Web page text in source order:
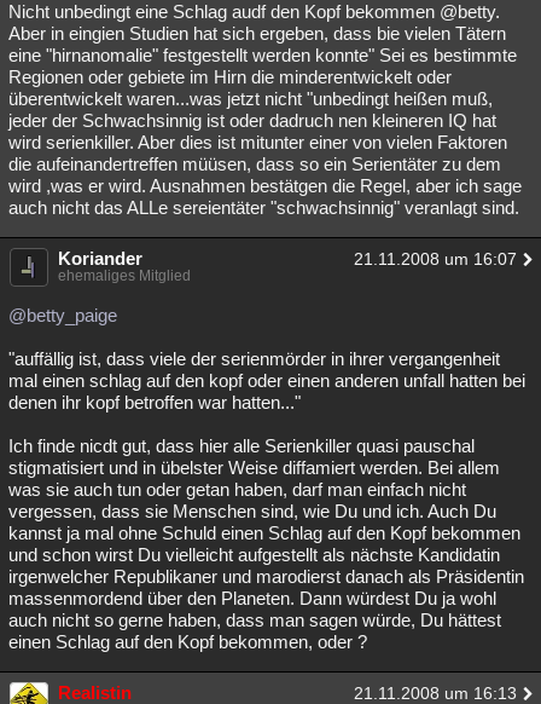
Nicht unbedingt eine Schlag audf den Kopf bekommen @betty.
Aber in eingien Studien hat sich ergeben, dass bie vielen Tätern
eine "hirnanomalie" festgestellt werden konnte" Sei es bestimmte
Regionen oder gebiete im Hirn die minderentwickelt oder
überentwickelt waren...was jetzt nicht "unbedingt heißen muß,
jeder der Schwachsinnig ist oder dadruch nen kleineren IQ hat
wird serienkiller. Aber dies ist mitunter einer von vielen Faktoren
die aufeinandertreffen müüsen, dass so ein Serientäter zu dem
wird ,was er wird. Ausnahmen bestätgen die Regel, aber ich sage
auch nicht das ALLe sereientäter "schwachsinnig" veranlagt sind.
Koriander 21.11.2008 um 16:07
ehemaliges Mitglied
@betty_paige
"auffällig ist, dass viele der serienmörder in ihrer vergangenheit
mal einen schlag auf den kopf oder einen anderen unfall hatten bei
denen ihr kopf betroffen war hatten..."
Ich finde nicdt gut, dass hier alle Serienkiller quasi pauschal
stigmatisiert und in übelster Weise diffamiert werden. Bei allem
was sie auch tun oder getan haben, darf man einfach nicht
vergessen, dass sie Menschen sind, wie Du und ich. Auch Du
kannst ja mal ohne Schuld einen Schlag auf den Kopf bekommen
und schon wirst Du vielleicht aufgestellt als nächste Kandidatin
irgenwelcher Republikaner und marodierst danach als Präsidentin
massenmordend über den Planeten. Dann würdest Du ja wohl
auch nicht so gerne haben, dass man sagen würde, Du hättest
einen Schlag auf den Kopf bekommen, oder ?
Realistin 21.11.2008 um 16:13